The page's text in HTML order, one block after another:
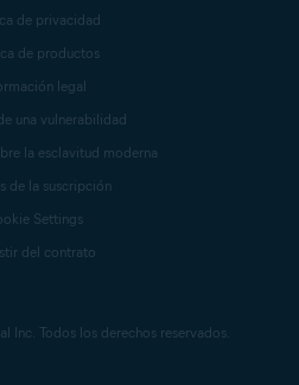
Inc. Todos los derechos reservados.
de privacidad
de productos
legal
una vulnerabilidad
la esclavitud moderna
de la suscripción
Settings
del contrato